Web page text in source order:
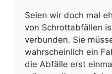
Seien wir doch mal
von Schrottabfällen
verbunden. Sie
wahrscheinlich ein
die Abfälle erst